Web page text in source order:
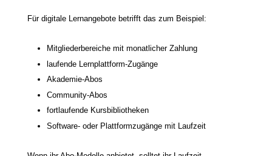
Für digitale Lernangebote betrifft das zum Beispiel:
Mitgliederbereiche mit monatlicher Zahlung
laufende Lernplattform-Zugänge
Akademie-Abos
Community-Abos
fortlaufende Kursbibliotheken
Software- oder Plattformzugänge mit Laufzeit